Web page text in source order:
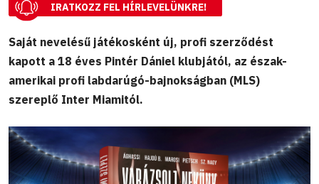
IRATKOZZ FEL HÍRLEVELÜNKRE!
Saját nevelésű játékosként új, profi szerződést
kapott a 18 éves Pintér Dániel klubjától, az észak-
amerikai profi labdarúgó-bajnokságban (MLS)
szereplő Inter Miamitól.